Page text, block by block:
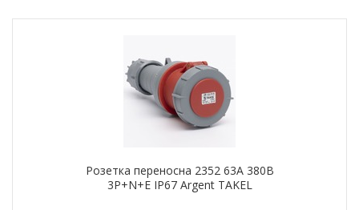
Розетка переносна 2352 63А 380В
3Р+N+Е IP67 Argent TAKEL